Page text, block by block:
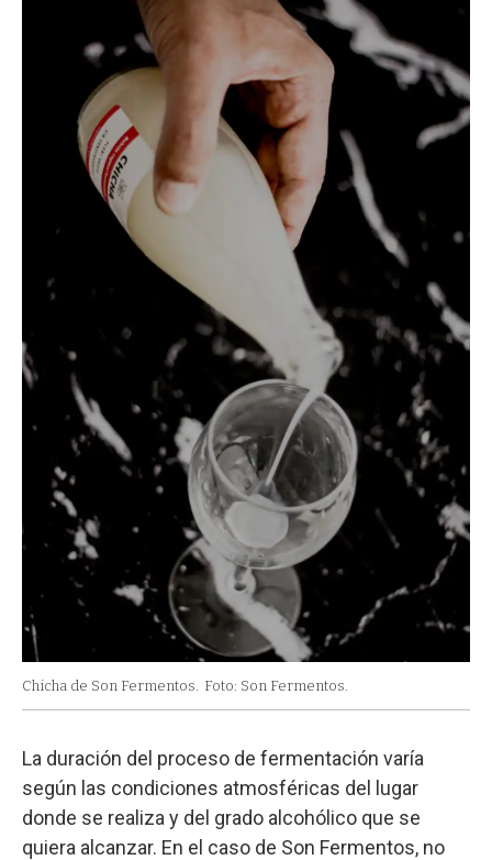
Chicha de Son Fermentos. Foto: Son Fermentos.
La duración del proceso de fermentación varía
según las condiciones atmosféricas del lugar
donde se realiza y del grado alcohólico que se
quiera alcanzar. En el caso de Son Fermentos, no